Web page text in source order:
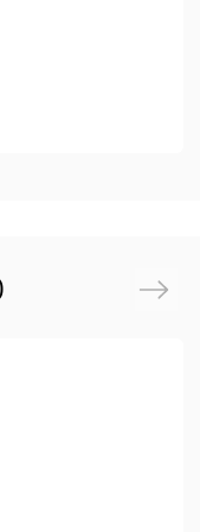
Next